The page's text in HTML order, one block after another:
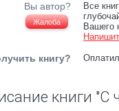
Вы автор?
Жалоба
Все
Вашего
книгу?
книги "С